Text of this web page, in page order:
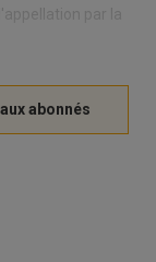
par la